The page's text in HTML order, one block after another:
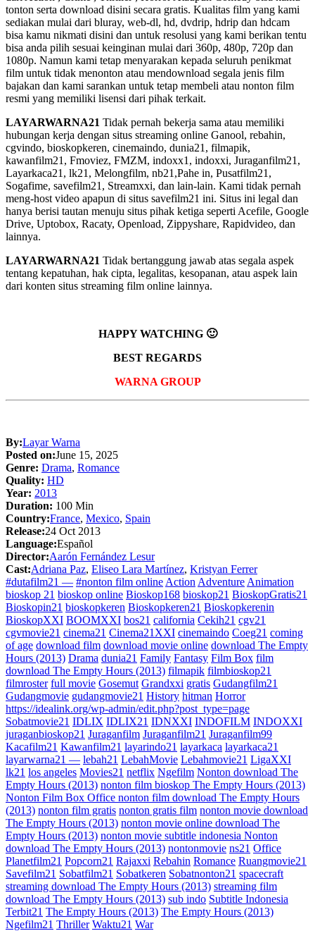
tonton serta download disini secara gratis. Kualitas film yang kami
sediakan mulai dari bluray, web-dl, hd, dvdrip, hdrip dan hdcam
bisa kamu nikmati disini dan untuk resolusi yang kami berikan tentu
bisa anda pilih sesuai keinginan mulai dari 360p, 480p, 720p dan
1080p. Namun kami tetap menyarakan kepada seluruh penikmat
film untuk tidak menonton atau mendownload segala jenis film
bajakan dan kami sarankan untuk tetap membeli atau nonton film
resmi yang memiliki lisensi dari pihak terkait.
LAYARWARNA21 Tidak pernah bekerja sama atau memiliki
hubungan kerja dengan situs streaming online Ganool, rebahin,
cgvindo, bioskopkeren, cinemaindo, dunia21, filmapik,
kawanfilm21, Fmoviez, FMZM, indoxx1, indoxxi, Juraganfilm21,
Layarkaca21, lk21, Melongfilm, nb21,Pahe in, Pusatfilm21,
Sogafime, savefilm21, Streamxxi, dan lain-lain. Kami tidak pernah
meng-host video apapun di situs savefilm21 ini. Situs ini legal dan
hanya berisi tautan menuju situs pihak ketiga seperti Acefile, Google
Drive, Uptobox, Racaty, Openload, Zippyshare, Rapidvideo, dan
lainnya.
LAYARWARNA21 Tidak bertanggung jawab atas segala aspek
tentang kepatuhan, hak cipta, legalitas, kesopanan, atau aspek lain
dari konten situs streaming film online lainnya.
HAPPY WATCHING 🙂
BEST REGARDS
WARNA GROUP
By:Layar Warna
Posted on:June 15, 2025
Genre: Drama, Romance
Quality: HD
Year: 2013
Duration: 100 Min
Country:France, Mexico, Spain
Release:24 Oct 2013
Language:Español
Director:Aarón Fernández Lesur
Cast:Adriana Paz, Eliseo Lara Martínez, Kristyan Ferrer
#dutafilm21 — #nonton film online Action Adventure Animation
bioskop 21 bioskop online Bioskop168 bioskop21 BioskopGratis21
Bioskopin21 bioskopkeren Bioskopkeren21 Bioskopkerenin
BioskopXXI BOOMXXI bos21 california Cekih21 cgv21
cgvmovie21 cinema21 Cinema21XXI cinemaindo Coeg21 coming
of age download film download movie online download The Empty
Hours (2013) Drama dunia21 Family Fantasy Film Box film
download The Empty Hours (2013) filmapik filmbioskop21
filmroster full movie Gosemut Grandxxi gratis Gudangfilm21
Gudangmovie gudangmovie21 History hitman Horror
https://idealink.org/wp-admin/edit.php?post_type=page
Sobatmovie21 IDLIX IDLIX21 IDNXXI INDOFILM INDOXXI
juraganbioskop21 Juraganfilm Juraganfilm21 Juraganfilm99
Kacafilm21 Kawanfilm21 layarindo21 layarkaca layarkaca21
layarwarna21 — lebah21 LebahMovie Lebahmovie21 LigaXXI
lk21 los angeles Movies21 netflix Ngefilm Nonton download The
Empty Hours (2013) nonton film bioskop The Empty Hours (2013)
Nonton Film Box Office nonton film download The Empty Hours
(2013) nonton film gratis nonton gratis film nonton movie download
The Empty Hours (2013) nonton movie online download The
Empty Hours (2013) nonton movie subtitle indonesia Nonton
download The Empty Hours (2013) nontonmovie ns21 Office
Planetfilm21 Popcorn21 Rajaxxi Rebahin Romance Ruangmovie21
Savefilm21 Sobatfilm21 Sobatkeren Sobatnonton21 spacecraft
streaming download The Empty Hours (2013) streaming film
download The Empty Hours (2013) sub indo Subtitle Indonesia
Terbit21 The Empty Hours (2013) The Empty Hours (2013)
Ngefilm21 Thriller Waktu21 War